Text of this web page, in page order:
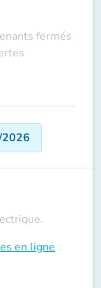
fermés
en ligne :